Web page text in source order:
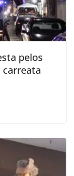
pelos
carreata